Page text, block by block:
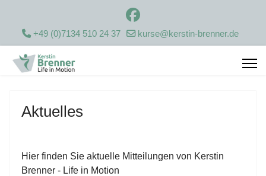
+49 (0)7134 510 24 37 kurse@kerstin-brenner.de
Aktuelles
Hier finden Sie aktuelle Mitteilungen von Kerstin
Brenner - Life in Motion